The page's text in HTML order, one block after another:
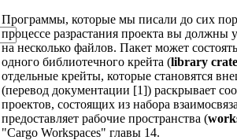
Программы, которые мы писали до сих
процессе разрастания проекта вы должны
на несколько файлов. Пакет может
одного библиотечного крейта (library crate
отдельные крейты, которые становятся
(перевод документации [1]) раскрывает
проектов, состоящих из набора
предоставляет рабочие пространства (
"Cargo Workspaces" главы 14.